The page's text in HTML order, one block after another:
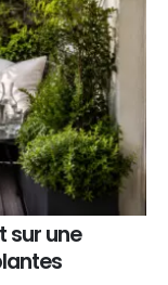
sur une